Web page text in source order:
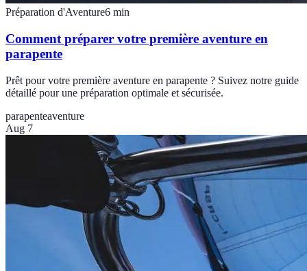
Préparation d'Aventure6 min
Comment préparer votre première aventure en
parapente
Prêt pour votre première aventure en parapente ? Suivez notre guide
détaillé pour une préparation optimale et sécurisée.
parapenteaventure
Aug 7